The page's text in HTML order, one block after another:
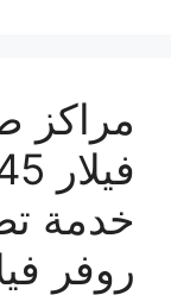
مراكز
خدمة
روفر